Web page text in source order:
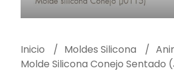
Inicio Moldes Silicona
Molde Silicona Conejo Sentado